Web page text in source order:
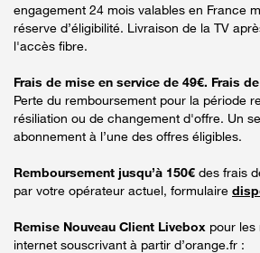
engagement 24 mois valables en France
réserve d’éligibilité. Livraison de la TV
l'accès fibre.
Frais de mise en service de 49€. Frais
Perte du remboursement pour la période
résiliation ou de changement d'offre. Un
abonnement à l’une des offres éligibles.
Remboursement jusqu’à 150€ des frais
par votre opérateur actuel, formulaire
Remise Nouveau Client Livebox pour les
internet souscrivant à partir d’orange.fr :